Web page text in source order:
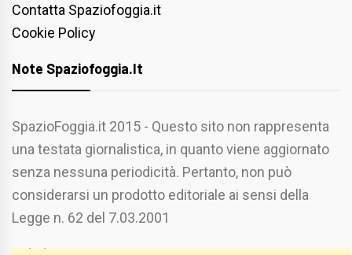
Contatta Spaziofoggia.it
Cookie Policy
Note Spaziofoggia.it
SpazioFoggia.it 2015 - Questo sito non rappresenta
una testata giornalistica, in quanto viene aggiornato
senza nessuna periodicità. Pertanto, non può
considerarsi un prodotto editoriale ai sensi della
Legge n. 62 del 7.03.2001